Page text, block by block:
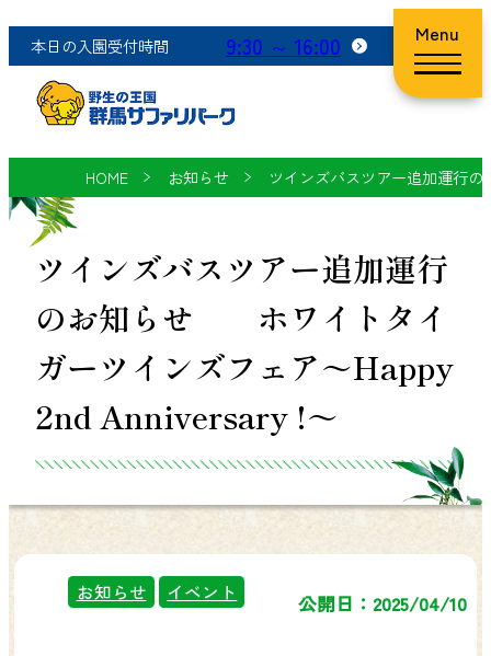
本日の入園受付時間 9:30 ～ 16:00 Menu
HOME お知らせ ツインズバスツアー追加運行
ツインズバスツアー追加運行
のお知らせ ホワイトタイ
ガーツインズフェア～Happy
2nd Anniversary !～
お知らせ イベント 公開日：2025/04/10